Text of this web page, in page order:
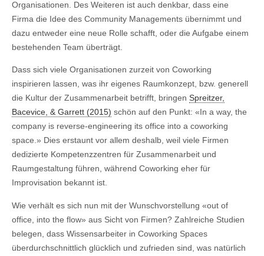
Organisationen. Des Weiteren ist auch denkbar, dass eine
Firma die Idee des Community Managements übernimmt und
dazu entweder eine neue Rolle schafft, oder die Aufgabe einem
bestehenden Team überträgt.
Dass sich viele Organisationen zurzeit von Coworking
inspirieren lassen, was ihr eigenes Raumkonzept, bzw. generell
die Kultur der Zusammenarbeit betrifft, bringen Spreitzer,
Bacevice, & Garrett (2015) schön auf den Punkt: «In a way, the
company is reverse-engineering its office into a coworking
space.» Dies erstaunt vor allem deshalb, weil viele Firmen
dedizierte Kompetenzzentren für Zusammenarbeit und
Raumgestaltung führen, während Coworking eher für
Improvisation bekannt ist.
Wie verhält es sich nun mit der Wunschvorstellung «out of
office, into the flow» aus Sicht von Firmen? Zahlreiche Studien
belegen, dass Wissensarbeiter in Coworking Spaces
überdurchschnittlich glücklich und zufrieden sind, was natürlich